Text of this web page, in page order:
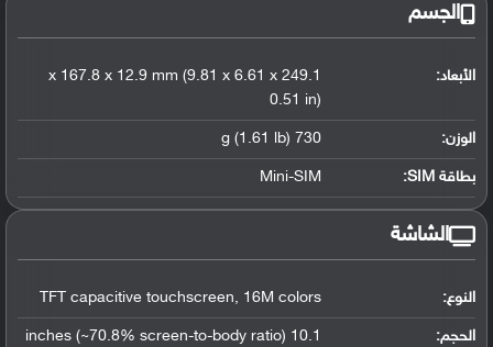
الجسم
الأبعاد:
249.1 x 167.8 x 12.9 mm (9.81 x 6.61 x
0.51 in)
الوزن: 730 g (1.61 lb)
بطاقة SIM: Mini-SIM
الشاشة
النوع: TFT capacitive touchscreen, 16M colors
الحجم: 10.1 inches (~70.8% screen-to-body ratio)